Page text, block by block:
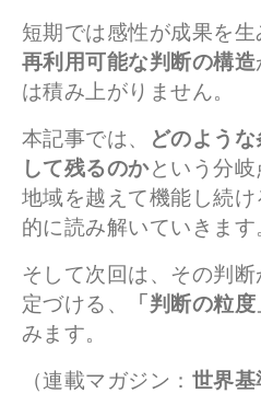
短期では感性が成果を
再利用可能な判断の構造
は積み上がりません。
本記事では、
どのよう
して残るのかという分
地域を越えて機能し続
的に読み解いていきます
そして次回は、その判
定づける、
「判断の粒度
みます。
（連載マガジン： 世界基